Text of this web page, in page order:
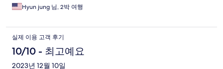
Hyun jung 님, 2박 여행
실제 이용 고객 후기
10/10 - 최고예요
2023년 12월 10일